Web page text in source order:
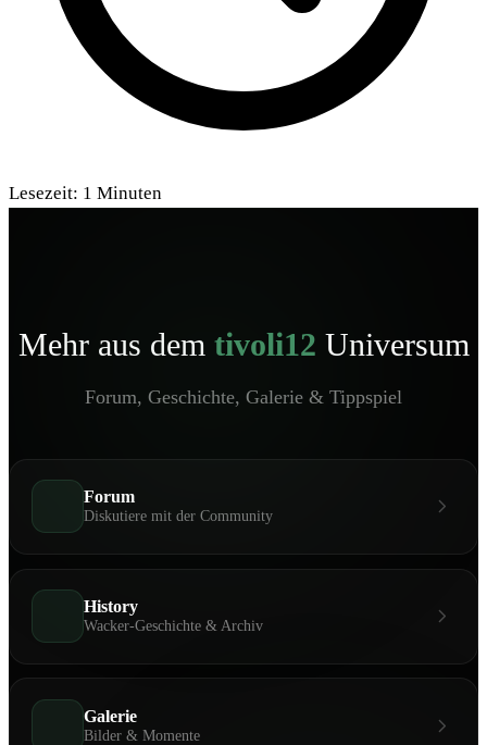
Lesezeit: 1 Minuten
Mehr aus dem tivoli12 Universum
Forum, Geschichte, Galerie & Tippspiel
Forum
Diskutiere mit der Community
History
Wacker-Geschichte & Archiv
Galerie
Bilder & Momente